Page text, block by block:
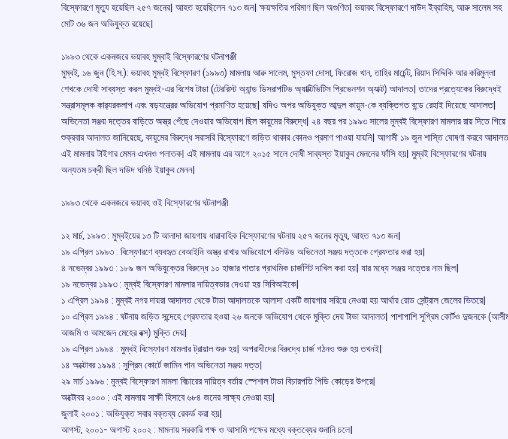
বিস্ফোরণে মৃতু্য হয়েছিল ২৫৭ জনের| আহত হয়েছিলেন ৭১৩ জন| ক্ষয়ক্ষতির পরিমাণ ছিল অগুণিত| ভয়াবহ বিস্ফোরণে দাউদ ইব্রাহিম, আৱু সালেম সহ
মোট ৩৬ জন অভিযুক্ত রয়েছে|
১৯৯৩ থেকে একনজরে ভয়াবহ মুম্বাই বিস্ফোরণের ঘটনাপঞ্জী
মুম্বই, ১৬ জুন (হি.স.): ভয়াবহ মুম্বই বিস্ফোরণ (১৯৯৩) মামলায় আৱু সালেম, মুস্তফা দোসা, ফিরোজ খান, তাহির মার্চেন্ট, রিয়াদ সিদ্দিকি আর করিমুল্লা
শেখকে দোষী সাব্যস্ত করল মুম্বই-এর বিশেষ টাডা (টেররিস্ট অ্যান্ড ডিসরাপটিভ অ্যাক্টিভিটিস প্রিভেনশন অ্যাক্ট) আদালত| তাদের প্রত্যেকের বিরুদ্ধেই
সন্ত্রাসমূলক কার‌্যরকলাপ এবং ষড়যন্ত্রের অভিযোগ প্রমাণিত হয়েছে| যদিও অপর অভিযুক্ত আব্দুল কায়ুম-কে ব্যক্তিগত বন্ডে রেহাই দিয়েছে আদালত|
অভিনেতা সঞ্জয় দত্তের বাড়িতে অস্ত্র পেঁছে দেওয়ার অভিযোগ ছিল কায়ুমের বিরুদ্ধে| ২৪ বছর পর ১৯৯৩ সালের মুম্বই বিস্ফোরণ মামলার রায় দিতে গিয়ে
শুক্রবার আদালত জানিয়েছে, কায়ুমের বিরুদ্ধে সরাসরি বিস্ফোরণে জড়িত থাকার কোনও প্রমাণ পাওয়া যায়নি| আগামী ১৯ জুন শাস্তি ঘোষণা করবে
এই মামলায় টাইগার মেমন এখনও পলাতক| এই মামলায় এর আগে ২০১৫ সালে দোষী সাব্যস্ত ইয়াকুব মেননের ফাঁসি হয়| মুম্বই বিস্ফোরণের ঘটনায়
অন্যতম চক্রী ছিল দাউদ ঘনিষ্ঠ ইয়াকুব মেনন|
১৯৯৩ থেকে একনজরে ভয়াবহ ওই বিস্ফোরণের ঘটনাপঞ্জী
১২ মার্চ, ১৯৯৩ : মুম্বইয়ের ১৩ টি আলাদা জায়গায় ধারাবাহিক বিস্ফোরণের ঘটনায় ২৫৭ জনের মৃতু্য, আহত ৭১৩ জন|
১৯ এপ্রিল ১৯৯৩ : বিস্ফোরণে ব্যবহৃত বেআইনি অস্ত্র রাখার অভিযোগে বলিউড অভিনেতা সঞ্জয় দত্তকে গ্রেফতার করা হয়|
৪ নভেম্বর ১৯৯৩ : ১৮৯ জন অভিযুক্তের বিরুদ্ধে ১০ হাজার পাতার প্রাথমিক চার্জশিট দাখিল করা হয়| যার মধ্যে সঞ্জয় দত্তের নাম ছিল|
১৯ নভেম্বর ১৯৯৩ : মুম্বই বিস্ফোরণ মামলার দায়িত্বভার দেওয়া হয় সিবিআইকে|
১ এপ্রিল ১৯৯৪ : মুম্বই নগর দায়রা আদালত থেকে টাডা আদালতকে আলাদা একটি জায়গায় সরিয়ে নেওয়া হয় আর্থার রোড সেন্ট্রাল জেলের ভিতরে|
১০ এপ্রিল ১৯৯৪ : ঘটনায় জড়িত সন্দেহে গ্রেফতার হওয়া ২৬ জনকে অভিযোগ থেকে মুক্তি দেয় টাডা আদালত| পাশাপাশি সুপ্রিম কোর্টও দুজনকে
আজমি ও আমজেদ মেহের বক্স) মুক্তি দেয়|
১৯ এপ্রিল ১৯৯৪ : মুম্বই বিস্ফোরণ মামলার ট্রায়াল শুরু হয়| অপরাধীদের বিরুদ্ধে চার্জ গঠনও শুরু হয় তখনই|
১৪ অক্টোবর ১৯৯৪ : সুপ্রিম কোর্টে জামিন পান অভিনেতা সঞ্জয় দত্ত|
২৯ মার্চ ১৯৯৬ : মুম্বই বিস্ফোরণ মামলা বিচারের দায়িত্ব বর্তায় স্পেশাল টাডা বিচারপতি পিডি কোড়ের উপরে|
অক্টোবর ২০০০ : এই মামলায় সাক্ষী হিসাবে ৬৮৪ জনের সাক্ষ্য নেওয়া হয়|
জুলাই ২০০১ : অভিযুক্ত সবার বক্তব্য রেকর্ড করা হয়|
আগস্ট, ২০০১- অগাস্ট ২০০২ : মামলায় সরকারি পক্ষ ও আসামি পক্ষের মধ্যে বক্তব্যের শুনানি চলে|